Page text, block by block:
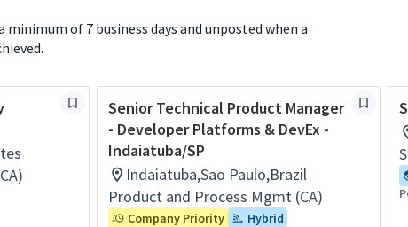
of 7 business days and unposted when a
Senior Technical Product Manager
- Developer Platforms & DevEx -
Indaiatuba/SP
Indaiatuba,Sao Paulo,Brazil
Product and Process Mgmt (CA)
Company Priority
Hybrid